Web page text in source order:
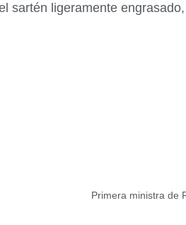
sartén ligeramente
Primera ministra de